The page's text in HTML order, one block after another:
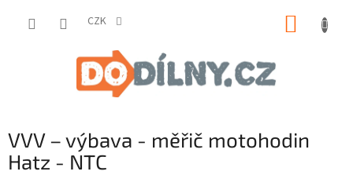
CZK
VVV – výbava - měřič motohodin
Hatz - NTC